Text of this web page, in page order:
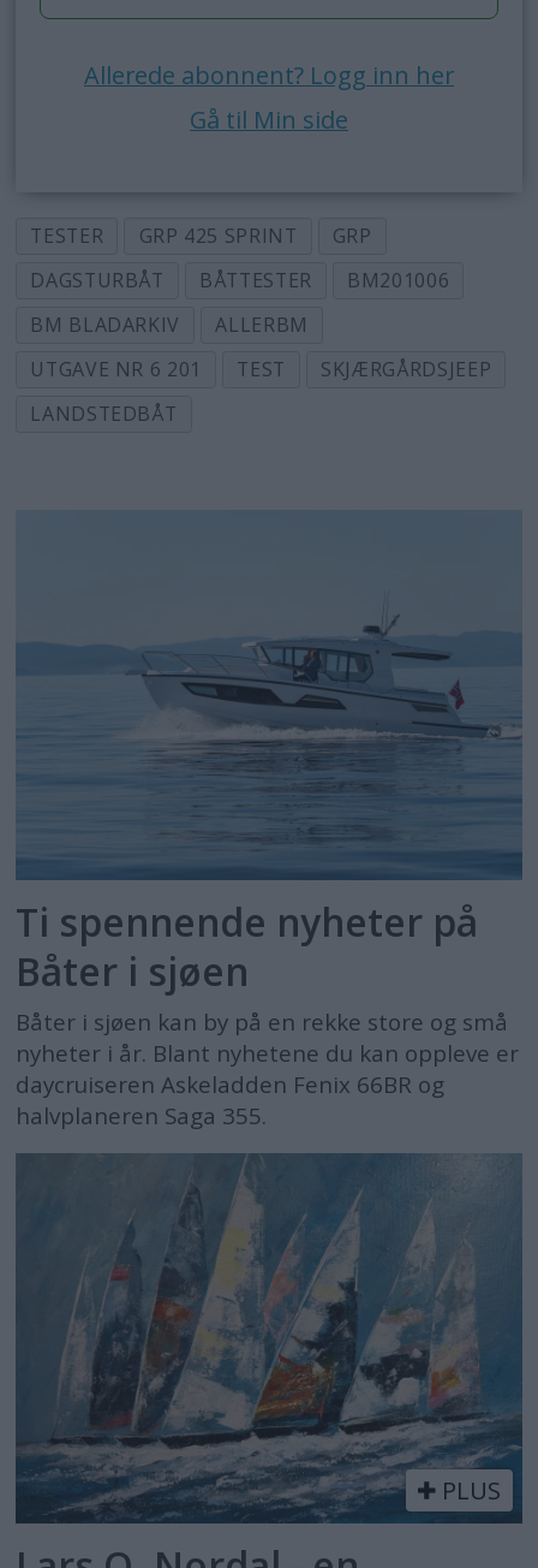
Allerede abonnent? Logg inn her
Gå til Min side
TESTER GRP 425 SPRINT
GRP
DAGSTURBÅT
BÅTTESTER
BM201006
BM BLADARKIV
ALLERBM
UTGAVE NR 6 201
TEST
SKJÆRGÅRDSJEEP
LANDSTEDBÅT
Ti spennende nyheter på
Båter i sjøen
Båter i sjøen kan by på en rekke store og små
nyheter i år. Blant nyhetene du kan oppleve er
daycruiseren Askeladden Fenix 66BR og
halvplaneren Saga 355.
PLUS